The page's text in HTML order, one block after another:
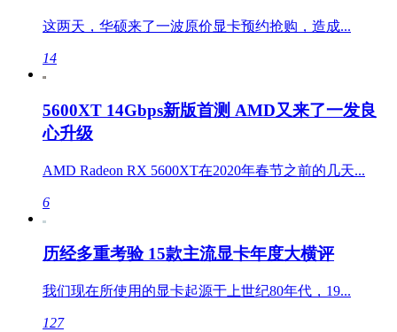
这两天，华硕来了一波原价显卡预约抢购，造成...
14
5600XT 14Gbps新版首测 AMD又来了一发良
心升级
AMD Radeon RX 5600XT在2020年春节之前的几天...
6
历经多重考验 15款主流显卡年度大横评
我们现在所使用的显卡起源于上世纪80年代，19...
127